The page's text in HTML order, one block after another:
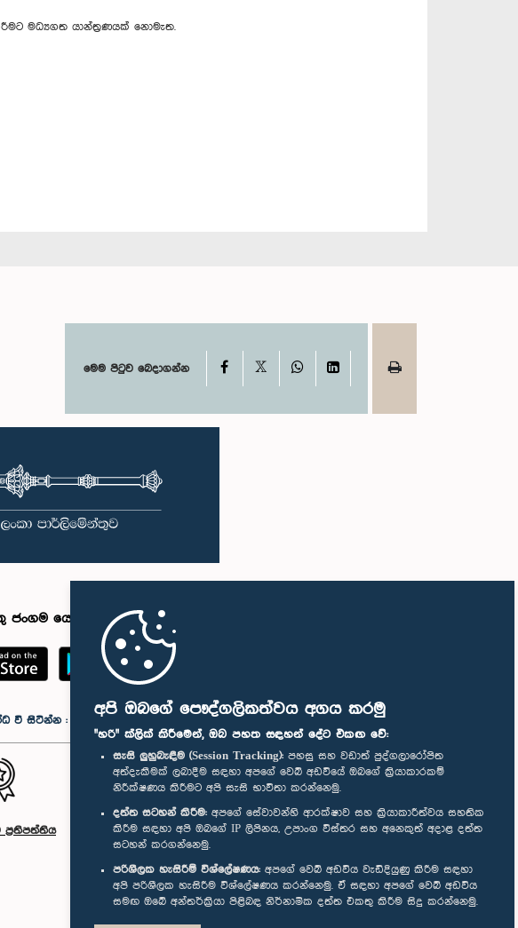
අපි ඔබගේ පෞද්ගලිකත්වය අගය කරමු
"හරි" ක්ලික් කිරීමෙන්, ඔබ පහත සඳහන් දේට එකඟ වේ:
සැසි ලුහුබැඳීම (Session Tracking): පහසු සහ වඩාත් පුද්ගලාරෝපිත
අත්දැකීමක් ලබාදීම සඳහා අපගේ වෙබ් අඩවියේ ඔබගේ ක්‍රියාකාරකම්
නිරීක්ෂණය කිරීමට අපි සැසි භාවිතා කරන්නෙමු.
දත්ත සටහන් කිරීම: අපගේ සේවාවන්හි ආරක්ෂාව සහ ක්‍රියාකාරීත්වය සහතික
කිරීම සඳහා අපි ඔබගේ IP ලිපිනය, උපාංග විස්තර සහ අනෙකුත් අදාළ දත්ත
සටහන් කරගන්නෙමු.
පරිශීලක හැසිරීම් විශ්ලේෂණය: අපගේ වෙබ් අඩවිය වැඩිදියුණු කිරීම සඳහා
අපි පරිශීලක හැසිරීම විශ්ලේෂණය කරන්නෙමු. ඒ සඳහා අපගේ වෙබ් අඩවිය
සමඟ ඔබේ අන්තර්ක්‍රියා පිළිබඳ නිර්නාමික දත්ත එකතු කිරීම සිදු කරන්නෙමු.
මධ්‍යගත යාන්ත්‍රණයක් නොමැත.
මෙම පිටුව බෙදාගන්න Facebook WhatsAppLinkedIn
ජංගම යෙදුම
වී සිටින්න :